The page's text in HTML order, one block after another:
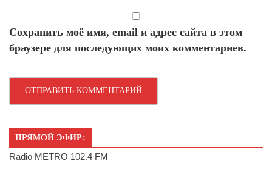
Сохранить моё имя, email и адрес сайта в этом
браузере для последующих моих комментариев.
ПРЯМОЙ ЭФИР:
Radio METRO 102.4 FM